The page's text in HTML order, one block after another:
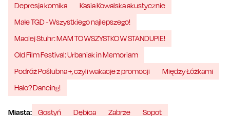
Depresja komika
Kasia Kowalska akustycznie
Małe TGD - Wszystkiego najlepszego!
Maciej Stuhr: MAM TO WSZYSTKO W STANDUPIE!
Old Film Festival: Urbaniak in Memoriam
Podróż Poślubna +, czyli wakacje z promocji
Między Łóżkami
Halo? Dancing!
Miasta: Gostyń Dębica Zabrze
Sopot